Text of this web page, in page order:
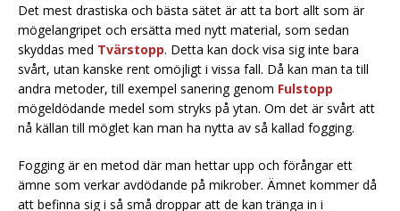
Det mest drastiska och bästa sätet är att ta bort allt som är
mögelangripet och ersätta med nytt material, som sedan
skyddas med Tvärstopp. Detta kan dock visa sig inte bara
svårt, utan kanske rent omöjligt i vissa fall. Då kan man ta till
andra metoder, till exempel sanering genom Fulstopp
mögeldödande medel som stryks på ytan. Om det är svårt att
nå källan till möglet kan man ha nytta av så kallad fogging.
Fogging är en metod där man hettar upp och förångar ett
ämne som verkar avdödande på mikrober. Ämnet kommer då
att befinna sig i så små droppar att de kan tränga in i